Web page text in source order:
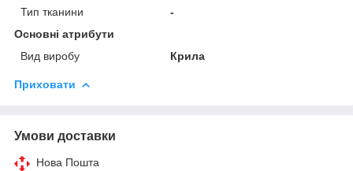
Тип тканини
-
Основні атрибути
Вид виробу
Крила
Приховати
Умови доставки
Нова Пошта